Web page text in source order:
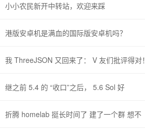
小小农民新开中转站，欢迎来踩
港版安卓机是满血的国际版安卓机吗？
我 ThreeJSON 又回来了： V 友们批评得对！
继之前 5.4 的 “收口”之后， 5.6 Sol 好
折腾 homelab 挺长时间了 建了一个群 想不